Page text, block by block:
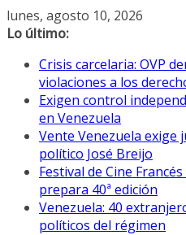
Saltar
al
lunes, agosto 10, 2026
Lo último:
Crisis carcelaria: OVP
violaciones a los
Exigen control
en Venezuela
Vente Venezuela exige
político José Breijo
Festival de Cine
prepara 40ª edición
Venezuela: 40
políticos del régimen